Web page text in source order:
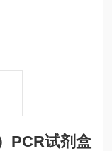
PCR试剂盒